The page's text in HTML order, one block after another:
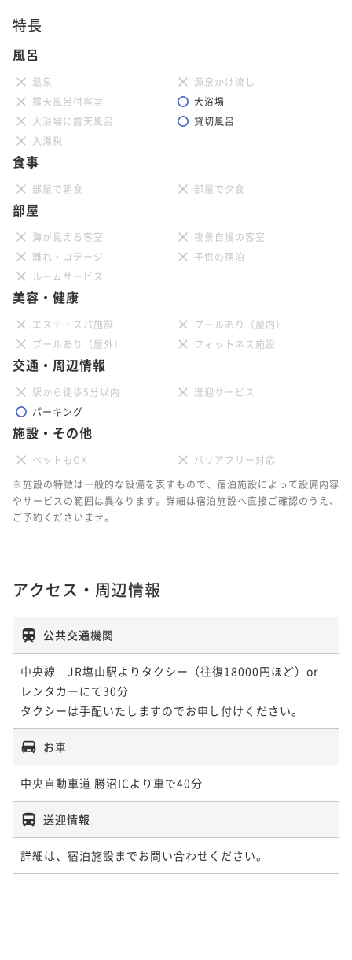
特長
風呂
温泉
源泉かけ流し
露天風呂付客室
大浴場
大浴場に露天風呂
貸切風呂
入湯税
食事
部屋で朝食 部屋で夕食
部屋
海が見える客室
夜景自慢の客室
離れ・コテージ
子供の宿泊
ルームサービス
美容・健康
エステ・スパ施設
プールあり（屋内）
プールあり（屋外）
フィットネス施設
交通・周辺情報
駅から徒歩5分以内
送迎サービス
パーキング
施設・その他
ペットもOK
バリアフリー対応
※施設の特徴は一般的な設備を表すもので、宿泊施設によって設備内容
やサービスの範囲は異なります。詳細は宿泊施設へ直接ご確認のうえ、
ご予約くださいませ。
アクセス・周辺情報
公共交通機関
中央線　JR塩山駅よりタクシー（往復18000円ほど）or
レンタカーにて30分
タクシーは手配いたしますのでお申し付けください。
お車
中央自動車道 勝沼ICより車で40分
送迎情報
詳細は、宿泊施設までお問い合わせください。